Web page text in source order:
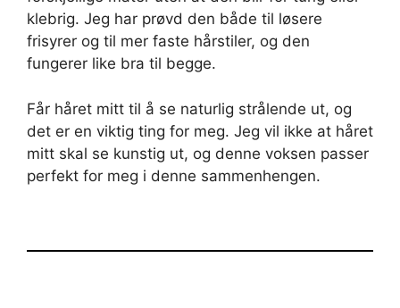
klebrig. Jeg har prøvd den både til løsere
frisyrer og til mer faste hårstiler, og den
fungerer like bra til begge.
Får håret mitt til å se naturlig strålende ut, og
det er en viktig ting for meg. Jeg vil ikke at håret
mitt skal se kunstig ut, og denne voksen passer
perfekt for meg i denne sammenhengen.